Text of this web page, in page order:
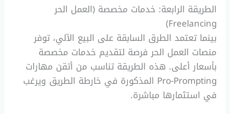
الطريقة الرابعة: خدمات مخصصة (العمل الحر
Freelancing)
بينما تعتمد الطرق السابقة على البيع الآلي، توفر
منصات العمل الحر فرصة لتقديم خدمات مخصصة
بأسعار أعلى. هذه الطريقة تناسب من أتقن مهارات
Pro-Prompting المذكورة في خارطة الطريق ويرغب
في استثمارها مباشرة.